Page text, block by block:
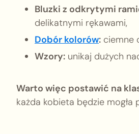
Bluzki z odkrytymi
delikatnymi rękawami,
Dobór kolorów: ciemne
Wzory: unikaj dużych
Warto więc postawić na
każda kobieta będzie mogła